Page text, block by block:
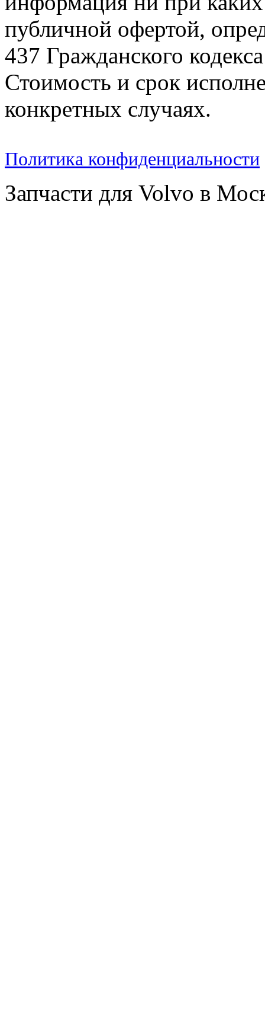
публичной офертой,
437 Гражданского
Стоимость и срок
конкретных случаях.
Политика конфиденциальности
Запчасти для Volvo в